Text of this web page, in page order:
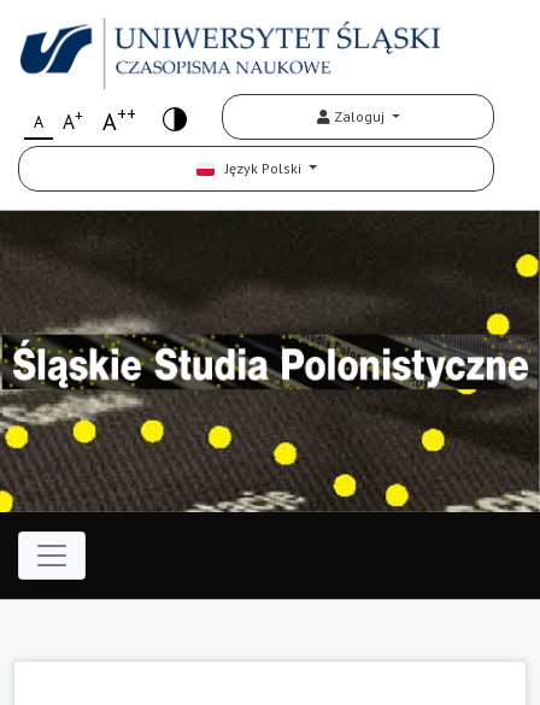
A A+ A++ Zaloguj
Język Polski